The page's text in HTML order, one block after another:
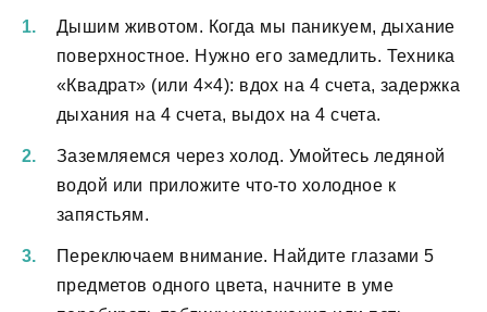
Дышим животом. Когда мы паникуем, дыхание
поверхностное. Нужно его замедлить. Техника
«Квадрат» (или 4×4): вдох на 4 счета, задержка
дыхания на 4 счета, выдох на 4 счета.
Заземляемся через холод. Умойтесь ледяной
водой или приложите что-то холодное к
запястьям.
Переключаем внимание. Найдите глазами 5
предметов одного цвета, начните в уме